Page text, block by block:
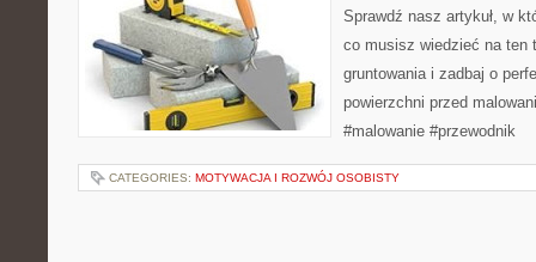
Sprawdź nasz artykuł, w
co musisz wiedzieć na ten
gruntowania i zadbaj o
powierzchni przed
#malowanie #przewodnik
CATEGORIES: MOTYWACJA I ROZWÓJ OSOBISTY